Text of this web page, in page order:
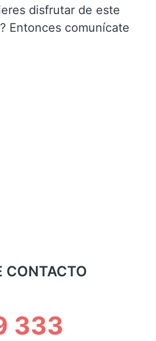
disfrutar de este
Entonces comunícate
CONTACTO
333